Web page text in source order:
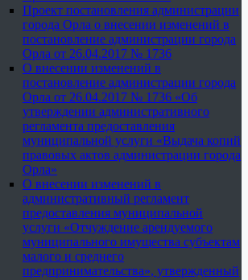
Проект постановления администрации
города Орла о внесении изменений в
постановление администрации города
Орла от 26.04.2017 № 1736
О внесении изменений в
постановление администрации города
Орла от 26.04.2017 № 1736 «Об
утверждении административного
регламента предоставления
муниципальной услуги «Выдача копий
правовых актов администрации города
Орла»
О внесении изменений в
административный регламент
предоставления муниципальной
услуги «Отчуждение арендуемого
муниципального имущества субъектам
малого и среднего
предпринимательства», утвержденный